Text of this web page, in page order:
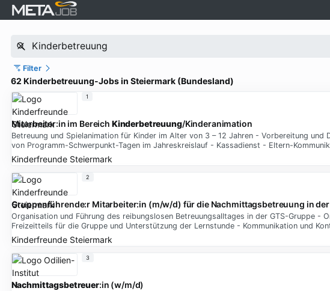
Filter
62 Kinderbetreuung-Jobs in Steiermark (Bundesland)
Mitarbeiter:in im Bereich Kinderbetreuung/Kinderanimation
Betreuung und Spielanimation für Kinder im Alter von 3 – 12 Jahren - Vorbereitung
von Programm-Schwerpunkt-Tagen im Jahreskreislauf - Kassadienst - Eltern-
Kinderfreunde Steiermark
1
Gruppenführende:r Mitarbeiter:in (m/w/d) für die Nachmittagsbetreuung in der
Organisation und Führung des reibungslosen Betreuungsalltages in der GTS-Gruppe
Freizeitteils für die Gruppe und Unterstützung der Lernstunde - Kommunikation und
Kinderfreunde Steiermark
2
Nachmittagsbetreuer:in (w/m/d)
3